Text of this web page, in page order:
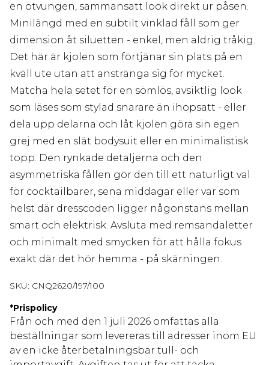
en otvungen, sammansatt look direkt ur påsen.
Minilängd med en subtilt vinklad fåll som ger
dimension åt siluetten - enkel, men aldrig tråkig.
Det här är kjolen som förtjänar sin plats på en
kväll ute utan att anstränga sig för mycket.
Matcha hela setet för en sömlös, avsiktlig look
som läses som stylad snarare än ihopsatt - eller
dela upp delarna och låt kjolen göra sin egen
grej med en slät bodysuit eller en minimalistisk
topp. Den rynkade detaljerna och den
asymmetriska fållen gör den till ett naturligt val
för cocktailbarer, sena middagar eller var som
helst där dresscoden ligger någonstans mellan
smart och elektrisk. Avsluta med remsandaletter
och minimalt med smycken för att hålla fokus
exakt där det hör hemma - på skärningen.
SKU: CNQ2620/197/100
*Prispolicy
Från och med den 1 juli 2026 omfattas alla
beställningar som levereras till adresser inom EU
av en icke återbetalningsbar tull- och